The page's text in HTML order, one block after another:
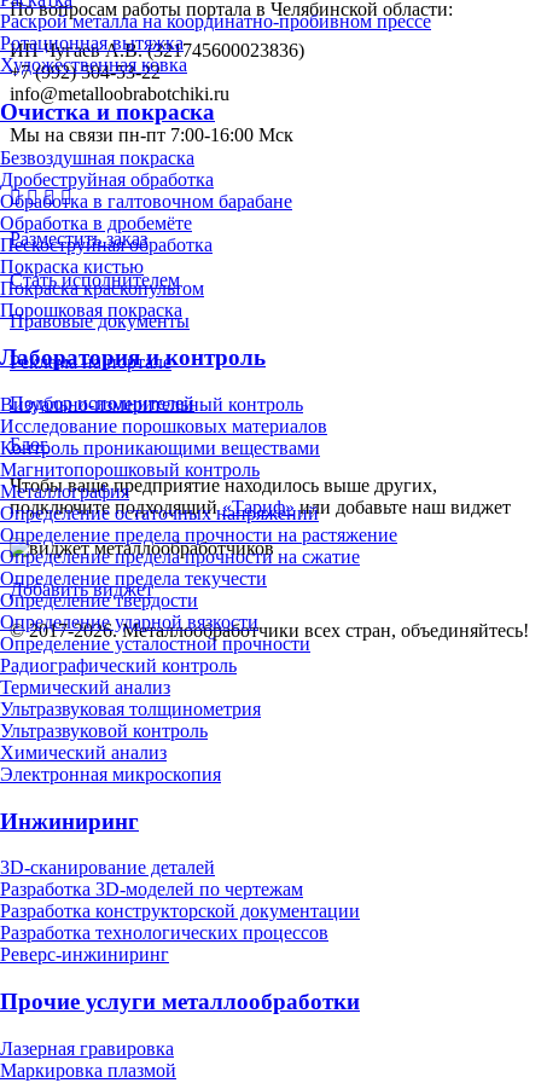
Раскрой металла на координатно-пробивном прессе
Ротационная вытяжка
Художественная ковка
Очистка и покраска
Безвоздушная покраска
Дробеструйная обработка
Обработка в галтовочном барабане
Обработка в дробемёте
Пескоструйная обработка
Покраска кистью
Покраска краскопультом
Порошковая покраска
Лаборатория и контроль
Визуально-измерительный контроль
Исследование порошковых материалов
Контроль проникающими веществами
Магнитопорошковый контроль
Металлография
Определение остаточных напряжений
Определение предела прочности на растяжение
Определение предела прочности на сжатие
Определение предела текучести
Определение твердости
Определение ударной вязкости
Определение усталостной прочности
Радиографический контроль
Термический анализ
Ультразвуковая толщинометрия
Ультразвуковой контроль
Химический анализ
Электронная микроскопия
Инжиниринг
3D-сканирование деталей
Разработка 3D-моделей по чертежам
Разработка конструкторской документации
Разработка технологических процессов
Реверс-инжиниринг
Прочие услуги металлообработки
Лазерная гравировка
Маркировка плазмой
По вопросам работы портала в Челябинской области:
ИП Чугаев А.В. (321745600023836)
+7 (992) 504-53-22
info@metalloobrabotchiki.ru
Мы на связи пн-пт 7:00-16:00 Мск
Разместить заказ
Стать исполнителем
Правовые документы
Реклама на портале
Подбор исполнителей
Блог
Чтобы ваше предприятие находилось выше других,
подключите подходящий«Тариф»или добавьте наш виджет
Добавить виджет
© 2017-2026. Металлообработчики всех стран, объединяйтесь!